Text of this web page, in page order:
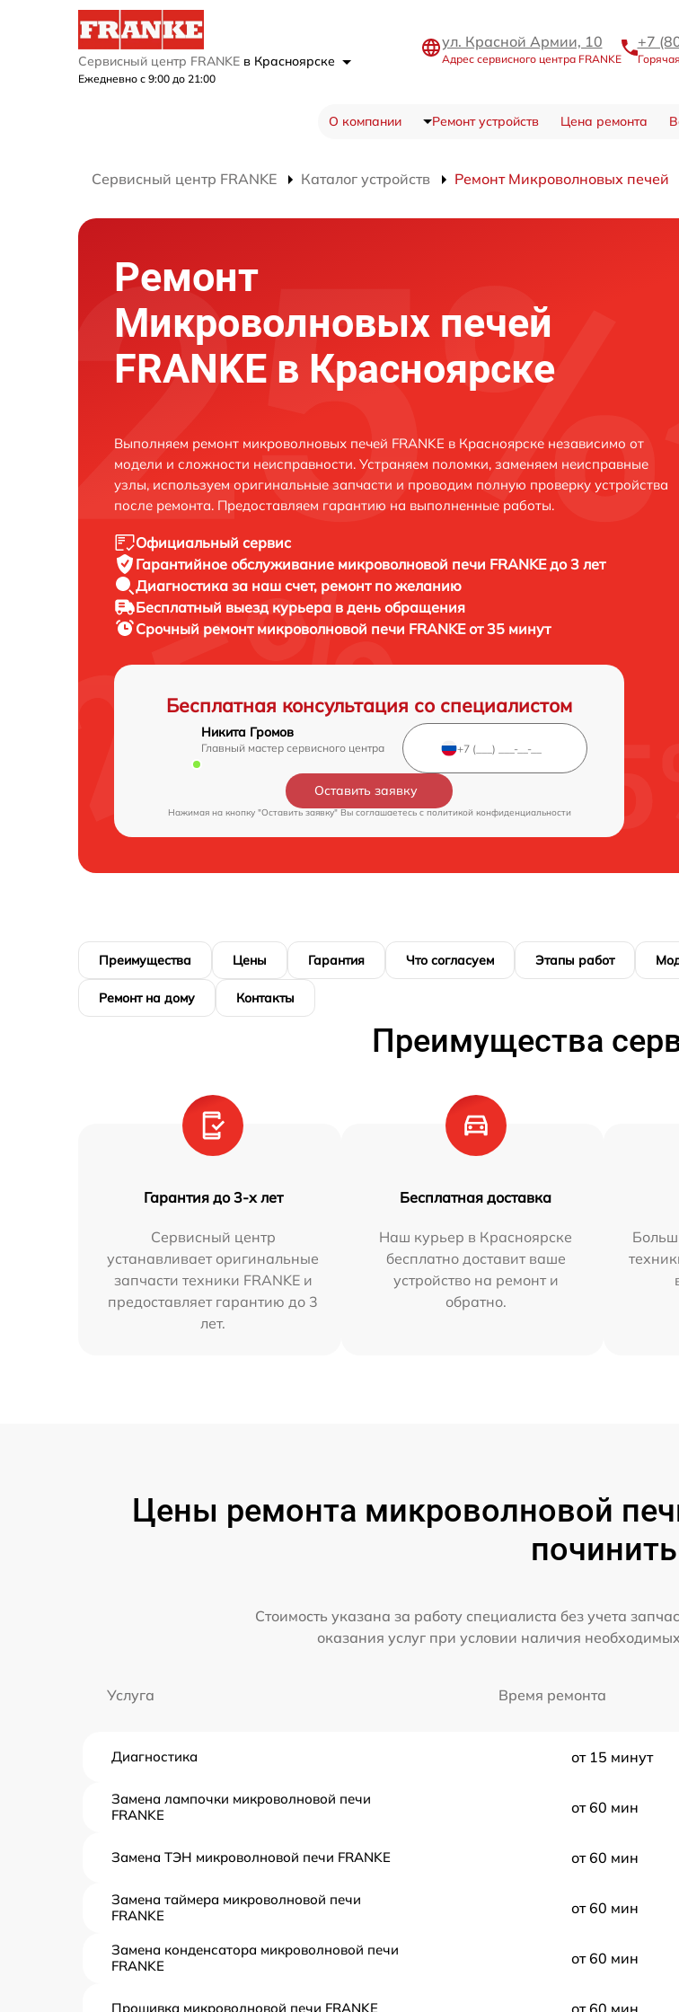
Сервисный центр FRANKE в Красноярске
Ежедневно с 9:00 до 21:00
ул. Красной Армии, 10
Адрес сервисного центра FRANKE
+7
О компании Ремонт устройств Цена ремонта
Сервисный центр FRANKE Каталог устройств Ремонт Микроволновых печей
Ремонт
Микроволновых печей
FRANKE в Красноярске
Выполняем ремонт микроволновых печей FRANKE в Красноярске независимо от
модели и сложности неисправности. Устраняем поломки, заменяем неисправные
узлы, используем оригинальные запчасти и проводим полную проверку устройства
после ремонта. Предоставляем гарантию на выполненные работы.
Официальный сервис
Гарантийное обслуживание микроволновой печи FRANKE до 3 лет
Диагностика за наш счет, ремонт по желанию
Бесплатный выезд курьера в день обращения
Срочный ремонт микроволновой печи FRANKE от 35 минут
Бесплатная консультация со специалистом
Никита Громов
Главный мастер сервисного центра
Оставить заявку
Нажимая на кнопку "Оставить заявку" Вы соглашаетесь cполитикой конфиденциальности
Преимущества Цены Гарантия Что согласуем Этапы работ
Ремонт на дому Контакты
Преимущества
Гарантия до 3-х лет
Сервисный центр
устанавливает оригинальные
запчасти техники FRANKE и
предоставляет гарантию до 3
лет.
Бесплатная доставка
Наш курьер в Красноярске
бесплатно доставит ваше
устройство на ремонт и
обратно.
Цены ремонта микроволновой
починить
Стоимость указана за работу специалиста без учета
оказания услуг при условии наличия
Услуга Время ремонта
Диагностика от 15 минут
Замена лампочки микроволновой печи
FRANKE
от 60 мин
Замена ТЭН микроволновой печи FRANKE от 60 мин
Замена таймера микроволновой печи
FRANKE
от 60 мин
Замена конденсатора микроволновой печи
FRANKE
от 60 мин
Прошивка микроволновой печи FRANKE